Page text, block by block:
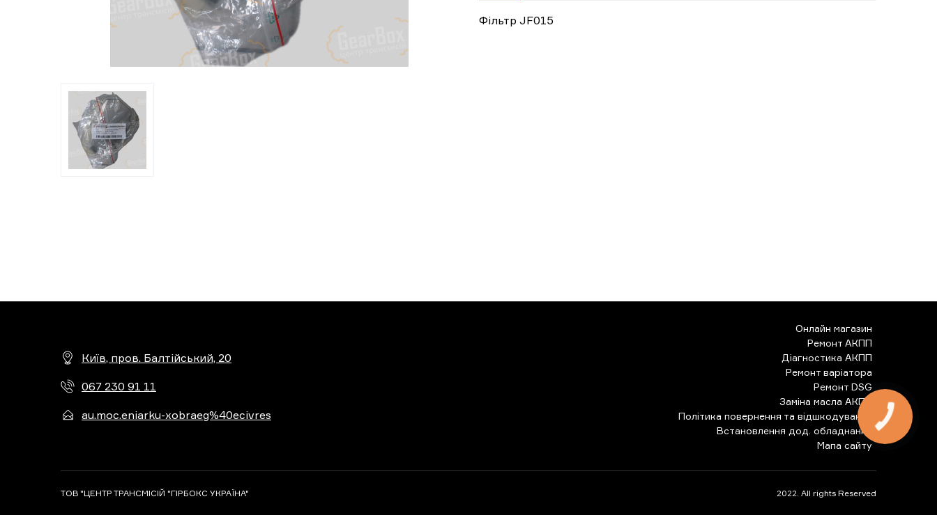
Фільтр JF015
Київ, пров. Балтійський, 20
067 230 91 11
au.moc.eniarku-xobraeg%40ecivres
Онлайн магазин
Ремонт АКПП
Діагностика АКПП
Ремонт варіатора
Ремонт DSG
Заміна масла АКПП
Політика повернення та відшкодування
Встановлення дод. обладнання
Мапа сайту
ТОВ "ЦЕНТР ТРАНСМІСІЙ "ГІРБОКС УКРАЇНА" 2022. All rights Reserved
КНОПКА
ЗВ'ЯЗКУ